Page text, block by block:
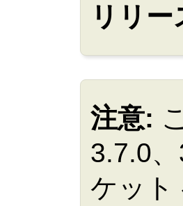
リリー
注意:
3.7.0
ケット